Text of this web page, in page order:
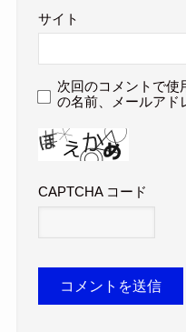
サイト
次回のコメントで使
の名前、メールアド
CAPTCHA コード